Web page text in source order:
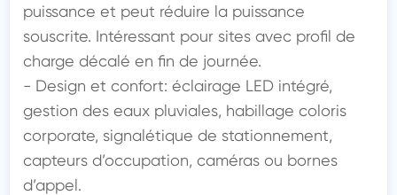
puissance et peut réduire la puissance
souscrite. Intéressant pour sites avec profil de
charge décalé en fin de journée.
- Design et confort: éclairage LED intégré,
gestion des eaux pluviales, habillage coloris
corporate, signalétique de stationnement,
capteurs d’occupation, caméras ou bornes
d’appel.